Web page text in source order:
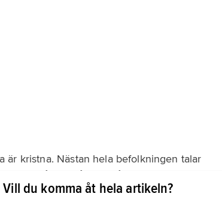
är kristna. Nästan hela befolkningen talar
språk, alltså de språk myndigheterna
Vill du komma åt hela artikeln?